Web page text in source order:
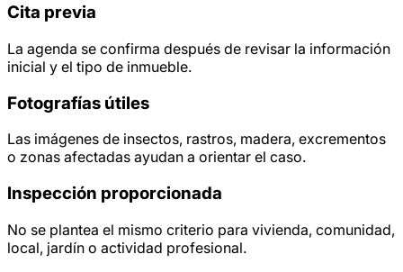
Cita previa
La agenda se confirma después de revisar la información
inicial y el tipo de inmueble.
Fotografías útiles
Las imágenes de insectos, rastros, madera, excrementos
o zonas afectadas ayudan a orientar el caso.
Inspección proporcionada
No se plantea el mismo criterio para vivienda, comunidad,
local, jardín o actividad profesional.